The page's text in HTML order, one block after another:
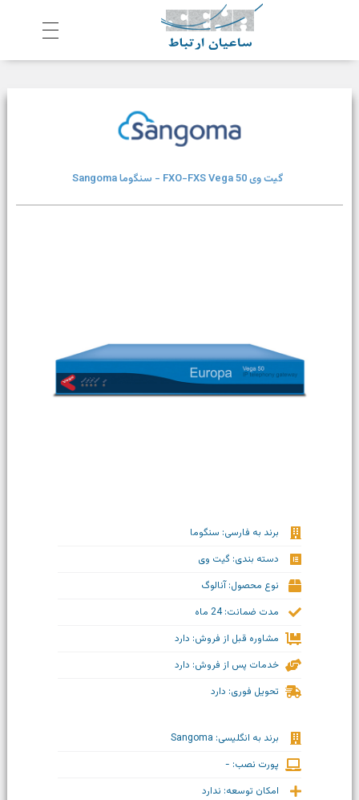
ش
رکت ساعیان ارتباط آینده پیشرو یکپارچگی و امنیت در ارتباط
گیت وی FXO-FXS Vega 50 - سنگوما Sangoma
برند به فارسی: سنگوما
دسته بندی: گیت وی
نوع محصول: آنالوگ
مدت ضمانت: 24 ماه
مشاوره قبل از فروش: دارد
خدمات پس از فروش: دارد
تحویل فوری: دارد
برند به انگلیسی: Sangoma
پورت نصب: -
امکان توسعه: ندارد